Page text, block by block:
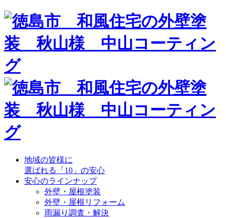
地域の皆様に
選ばれる「10」の安心
安心のラインナップ
外壁・屋根塗装
外壁・屋根リフォーム
雨漏り調査・解決